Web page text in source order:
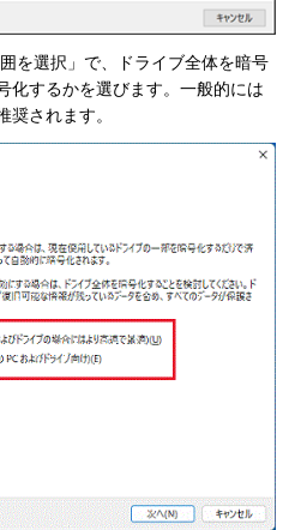
を選択」で、ドライブ全体を暗号
化するかを選びます。一般的には
奨されます。